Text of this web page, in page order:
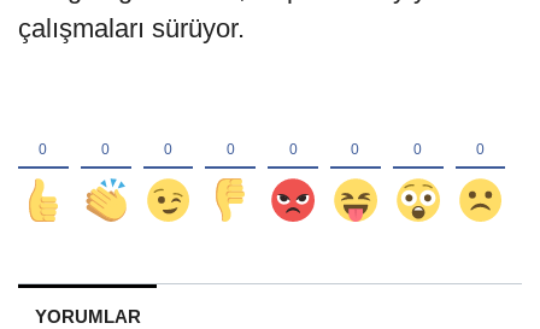
çalışmaları sürüyor.
YORUMLAR